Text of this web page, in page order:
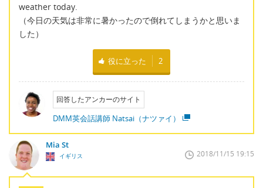
weather today.
（今日の天気は非常に暑かったので倒れてしまうかと思いま
した）
役に立った 2
回答したアンカーのサイト
DMM英会話講師 Natsai（ナツァイ）
Mia St
イギリス 2018/11/15 19:15